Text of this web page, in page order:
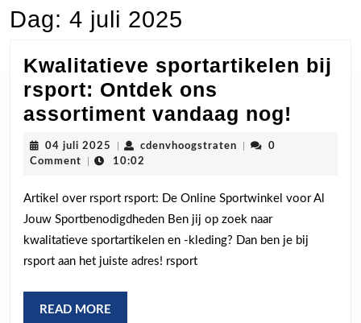
Dag: 4 juli 2025
Kwalitatieve sportartikelen bij
rsport: Ontdek ons
assortiment vandaag nog!
ons
04 juli 2025 04
juli
cdenvhoogstraten cdenvhoogstraten
0
Comment
10:02
Artikel over rsport rsport: De Online Sportwinkel voor Al
Jouw Sportbenodigdheden Ben jij op zoek naar
kwalitatieve sportartikelen en -kleding? Dan ben je bij
rsport aan het juiste adres! rsport
READ MORE